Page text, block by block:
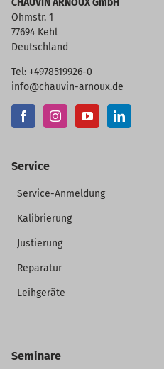
CHAUVIN ARNOUX GmbH
Ohmstr. 1
77694 Kehl
Deutschland
Tel: +4978519926-0
info@chauvin-arnoux.de
Service
Service-Anmeldung
Kalibrierung
Justierung
Reparatur
Leihgeräte
Seminare